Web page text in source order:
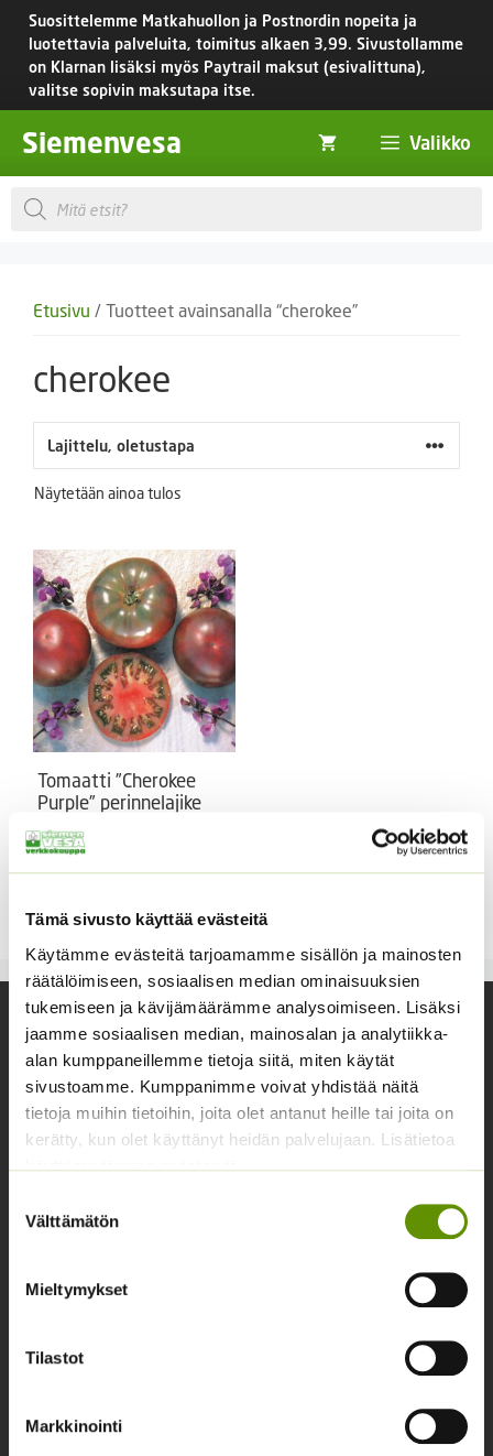
Tämä sivusto käyttää evästeitä
Käytämme evästeitä tarjoamamme sisällön ja mainosten
räätälöimiseen, sosiaalisen median ominaisuuksien
tukemiseen ja kävijämäärämme analysoimiseen. Lisäksi
jaamme sosiaalisen median, mainosalan ja analytiikka-
alan kumppaneillemme tietoja siitä, miten käytät
sivustoamme. Kumppanimme voivat yhdistää näitä
tietoja muihin tietoihin, joita olet antanut heille tai joita on
kerätty, kun olet käyttänyt heidän palvelujaan. Lisätietoa
käyttämistämme evästeistä
valinta
Välttämätön
Mieltymykset
Tilastot
Markkinointi
Siirry
sisältöön
Suosittelemme Matkahuollon ja Postnordin nopeita ja
luotettavia palveluita, toimitus alkaen 3,99. Sivustollamme
on Klarnan lisäksi myös Paytrail maksut (esivalittuna),
valitse sopivin maksutapa itse.
Siemenvesa Valikko
Products
search
Etusivu / Tuotteet avainsanalla “cherokee”
cherokee
Näytetään ainoa tulos
Tomaatti ”Cherokee
Purple” perinnelajike
Solanum lycopersicum
Cherokee Purple
3,60 €
17,50 €
arvonlisäveron
Yhteystiedot
Asiakaspalvelu avoinna arkisin klo 10-17
02 631 9700
info@siemenvesa.fi
Kankaanpää.
17.
Osastottomat tuotteet